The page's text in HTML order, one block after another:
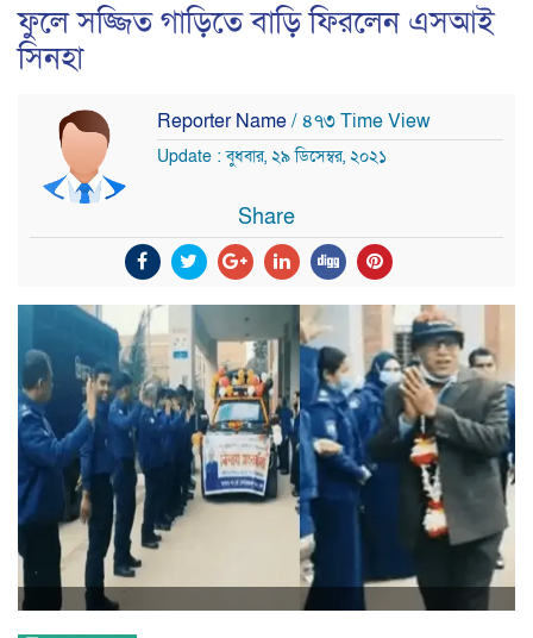
ফুলে সজ্জিত গাড়িতে বাড়ি ফিরলেন এসআই
সিনহা
Reporter Name/ ৪৭৩ Time View
Update : বুধবার, ২৯ ডিসেম্বর, ২০২১
Share